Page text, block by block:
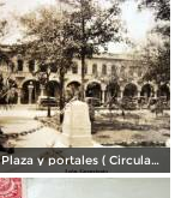
Plaza y portales ( Circulada el 4 de Agosto de 1929 ).